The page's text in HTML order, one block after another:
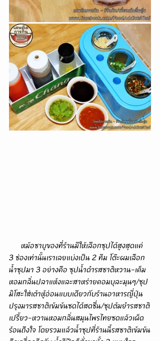
3 ช่องเท่านั้นเราเลยแบ่งเป็น 2 ทีม โต๊ะผมเลือก
น้ำซุปมา 3 อย่างคือ ซุปน้ำดำรสชาติหวาน-เค็ม
หอมกลิ่นปลาแห้งและสาหร่ายคอมบุละมุนๆ/ซุป
มิโสะใส่เต้าหู้อ่อนแบบเดียวกับร้านอาหารญี่ปุ่น
ปรุงมารสชาติเข้มข้นซดได้สดชื่น/ซุปต้มยำรสชาติ
เปรี้ยว-หวานหอมกลิ่นสมุนไพรไทยซดแล้วเผ็ด
ร้อนถึงใจ โดยรวมแล้วน้ำซุปที่ร้านนี้รสชาติเข้มข้น